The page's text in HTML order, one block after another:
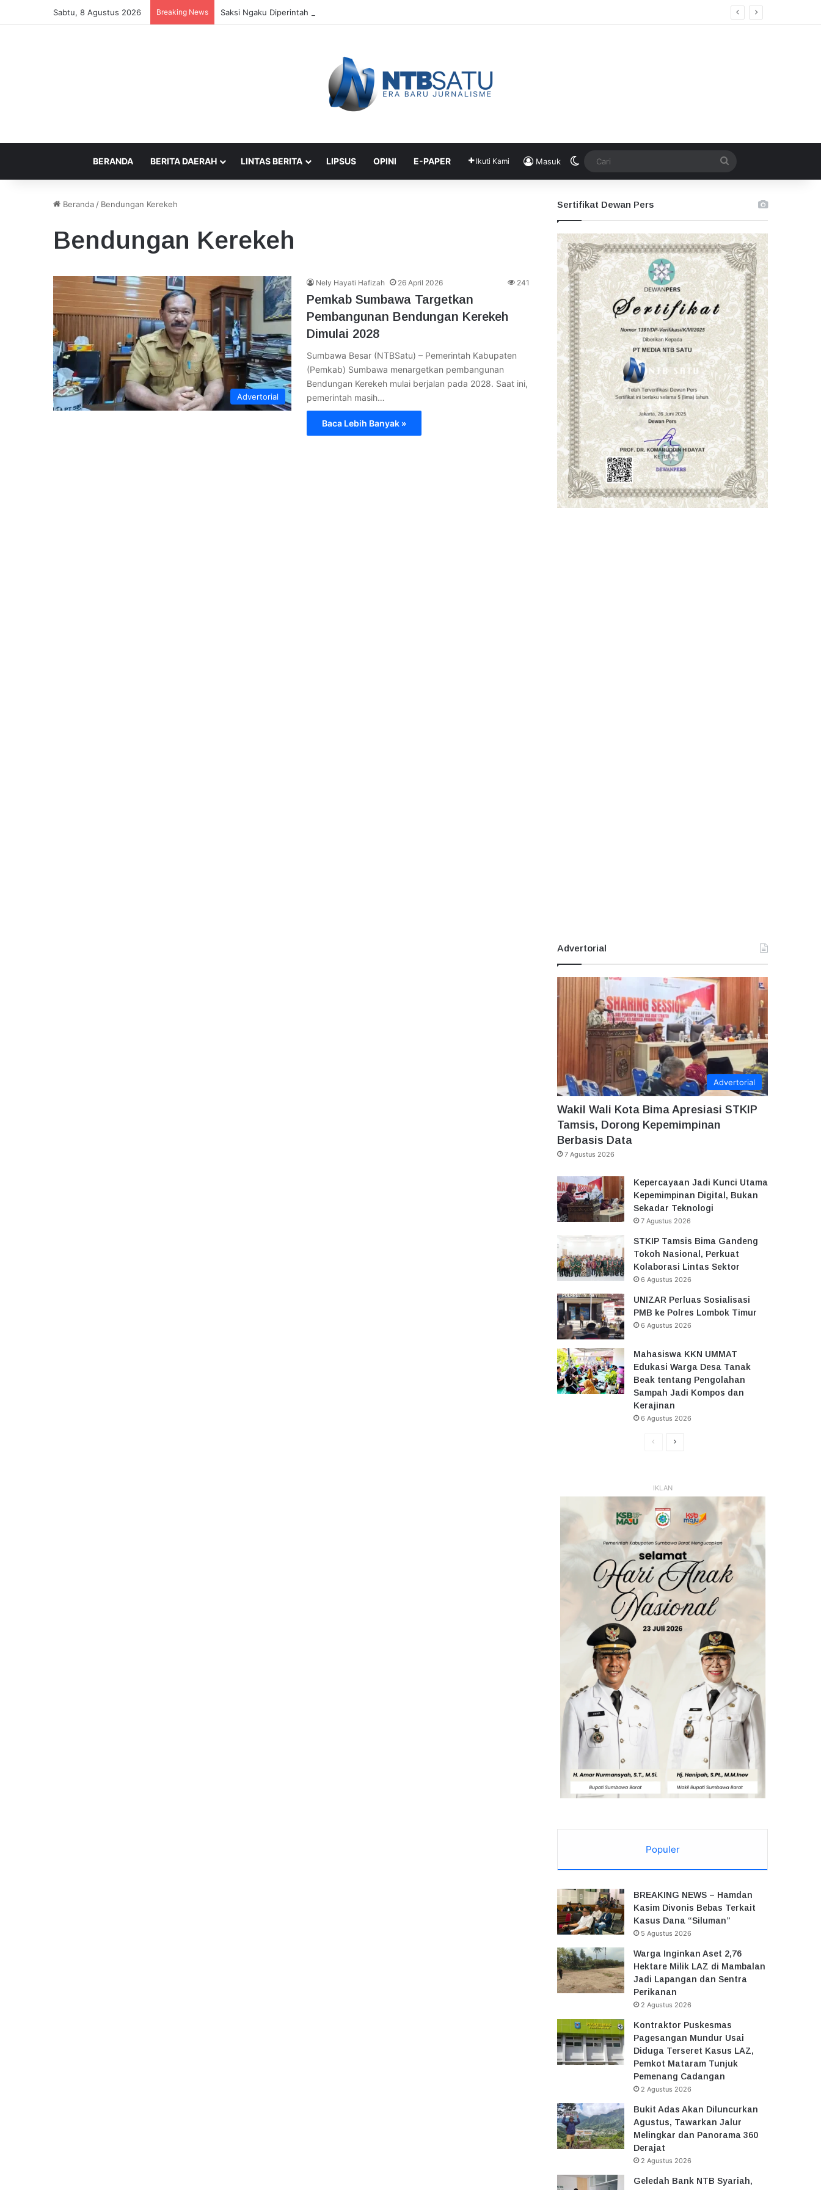
Sabtu, 8 Agustus 2026 Breaking News Saksi Ngaku Diperintah Didik Titip Koper Berat dan HP Mati ke Pegawai Bank
BERANDA BERITA DAERAH LINTAS BERITA LIPSUS OPINI E-PAPER Ikuti Kami Masuk Switch skin
Beranda / Bendungan Kerekeh
Bendungan Kerekeh
Advertorial
Nely Hayati Hafizah 26 April 2026 241
Pemkab Sumbawa Targetkan
Pembangunan Bendungan Kerekeh
Dimulai 2028
Sumbawa Besar (NTBSatu) – Pemerintah Kabupaten
(Pemkab) Sumbawa menargetkan pembangunan
Bendungan Kerekeh mulai berjalan pada 2028. Saat ini,
pemerintah masih…
Baca Lebih Banyak »
Sertifikat Dewan Pers
Advertorial
Advertorial
Wakil Wali Kota Bima Apresiasi STKIP
Tamsis, Dorong Kepemimpinan
Berbasis Data
7 Agustus 2026
Kepercayaan Jadi Kunci Utama
Kepemimpinan Digital, Bukan
Sekadar Teknologi
7 Agustus 2026
STKIP Tamsis Bima Gandeng
Tokoh Nasional, Perkuat
Kolaborasi Lintas Sektor
6 Agustus 2026
UNIZAR Perluas Sosialisasi
PMB ke Polres Lombok Timur
6 Agustus 2026
Mahasiswa KKN UMMAT
Edukasi Warga Desa Tanak
Beak tentang Pengolahan
Sampah Jadi Kompos dan
Kerajinan
6 Agustus 2026
HalamanHalaman
IKLAN
Populer
BREAKING NEWS – Hamdan
Kasim Divonis Bebas Terkait
Kasus Dana “Siluman”
5 Agustus 2026
Warga Inginkan Aset 2,76
Hektare Milik LAZ di Mambalan
Jadi Lapangan dan Sentra
Perikanan
2 Agustus 2026
Kontraktor Puskesmas
Pagesangan Mundur Usai
Diduga Terseret Kasus LAZ,
Pemkot Mataram Tunjuk
Pemenang Cadangan
2 Agustus 2026
Bukit Adas Akan Diluncurkan
Agustus, Tawarkan Jalur
Melingkar dan Panorama 360
Derajat
2 Agustus 2026
Geledah Bank NTB Syariah,